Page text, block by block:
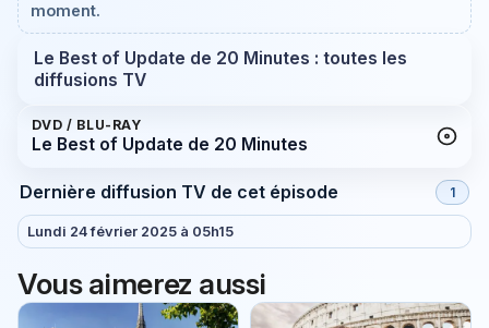
moment.
Le Best of Update de 20 Minutes : toutes les
diffusions TV
DVD / BLU-RAY
Le Best of Update de 20 Minutes
Dernière diffusion TV de cet épisode 1
Lundi 24 février 2025 à 05h15
Vous aimerez aussi